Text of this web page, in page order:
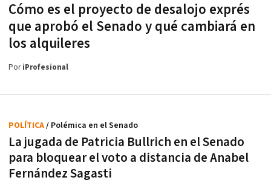
Cómo es el proyecto de desalojo exprés
que aprobó el Senado y qué cambiará en
los alquileres
PoriProfesional
La jugada de Patricia Bullrich en el Senado
para bloquear el voto a distancia de Anabel
Fernández Sagasti
POLÍTICA/ Polémica en el Senado